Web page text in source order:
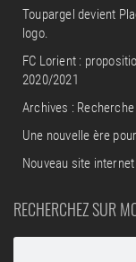
Toupargel devient
logo.
FC Lorient :
2020/2021
Archives :
Une nouvelle ère
Nouveau site
RECHERCHEZ SUR